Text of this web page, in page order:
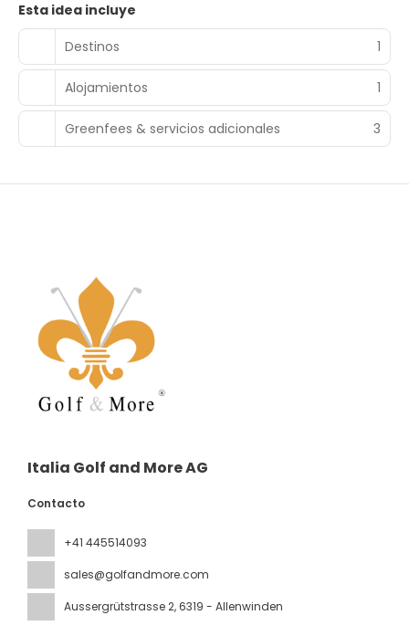
Esta idea incluye
Destinos
1
Alojamientos 1
Greenfees & servicios adicionales 3
Italia Golf and More AG
Contacto
+41 445514093
sales@golfandmore.com
Aussergrütstrasse 2, 6319 - Allenwinden